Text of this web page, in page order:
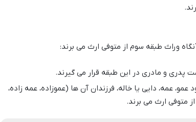
وراث طبقه سوم از متوفی ارث می برند:
پدری و مادری در این طبقه قرار می گیرند.
عمو، عمه، دایی یا خاله، فرزندان آن ها (عموزاده، عمه زاده،
متوفی ارث می برند.